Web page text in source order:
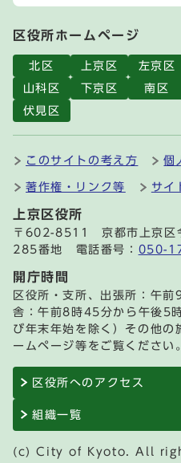
区役所ホームページ
北区 上京区 左京区
山科区
下京区 南区
伏見区
このサイトの考え方 個
著作権・リンク等 サイ
上京区役所
〒602-8511 京都市上京区
285番地 電話番号： 050-
開庁時間
区役所・支所、出張所：午
舎：午前8時45分から午後5
び年末年始を除く）その他の
ームページ等をご覧ください。
区役所へのアクセス
組織一覧
(c) City of Kyoto. All